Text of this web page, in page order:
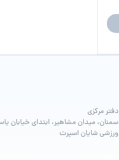
دفتر مرکزی
سمنان، میدان مشاهیر، ابتدای خیابان
ورزشی شایان اسپرت